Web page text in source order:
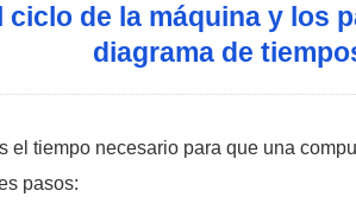
ciclo de la máquina y los
diagrama de
el tiempo necesario para que una
pasos: